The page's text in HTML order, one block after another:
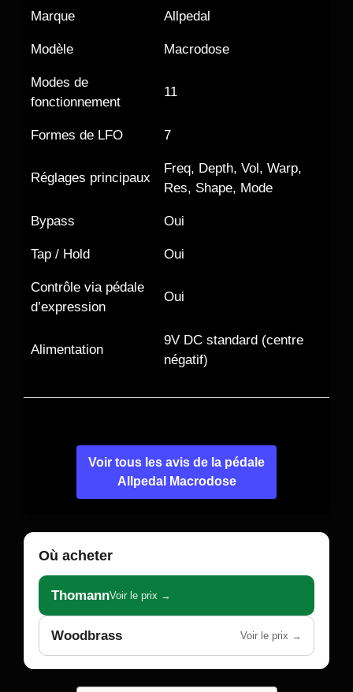
Marque Allpedal
Modèle Macrodose
Modes de
fonctionnement
11
Formes de LFO 7
Réglages principaux
Freq, Depth, Vol, Warp,
Res, Shape, Mode
Bypass Oui
Tap / Hold Oui
Contrôle via pédale
d’expression
Oui
Alimentation
9V DC standard (centre
négatif)
Voir tous les avis de la pédale
Allpedal Macrodose
Où acheter
ThomannVoir le prix →
Woodbrass Voir le prix →